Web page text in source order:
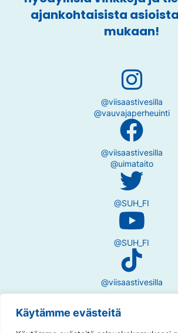
Käytämme evästeitä
ajankohtaisista
mukaan!
@viisaastivesilla
@vauvajaperheuinti
@viisaastivesilla
@uimataito
@SUH_FI
@SUH_FI
@viisaastivesilla